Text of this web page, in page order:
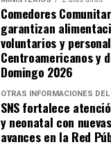
Comedores
garantizan
voluntarios y
Centroamericanos y
Domingo 2026
OTRAS INFORMACIONES
SNS fortalece
y neonatal con
avances en la Red